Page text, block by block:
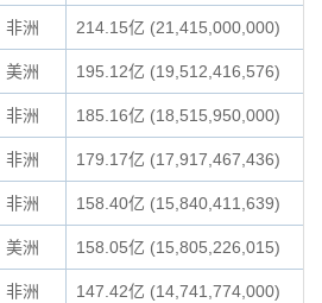
非洲 214.15亿 (21,415,000,000)
美洲 195.12亿 (19,512,416,576)
非洲 185.16亿 (18,515,950,000)
非洲 179.17亿 (17,917,467,436)
非洲 158.40亿 (15,840,411,639)
美洲 158.05亿 (15,805,226,015)
非洲 147.42亿 (14,741,774,000)